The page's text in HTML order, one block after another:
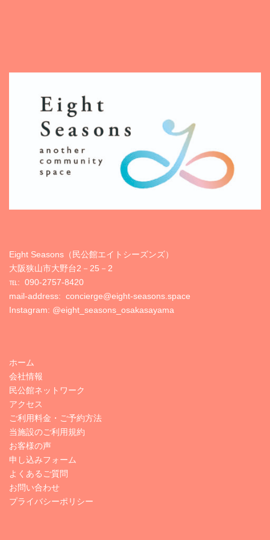
Eight Seasons（民公館エイトシーズンズ）
大阪狭山市大野台2－25－2
℡: 090-2757-8420
mail-address: concierge@eight-seasons.space
Instagram: @eight_seasons_osakasayama
ホーム
会社情報
民公館ネットワーク
アクセス
ご利用料金・ご予約方法
当施設のご利用規約
お客様の声
申し込みフォーム
よくあるご質問
お問い合わせ
プライバシーポリシー